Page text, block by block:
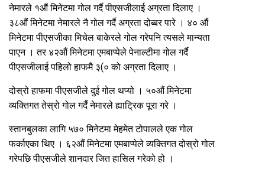
नेमारले १औं मिनेटमा गोल गर्दै पीएसजीलाई अग्रता दिलाए ।
३८औं मिनेटमा नेमारले नै गोल गर्दै अग्रता दोब्बर पारे । ४० औं
मिनेटमा पीएसजीका मिचेल बाकेरले गोल गरेपनि त्यसले मान्यता
पाएन । तर ४२औं मिनेटमा एमबाप्पेले पेनाल्टीमा गोल गर्दै
पीएसजीलाई पहिलो हाफमै ३(० को अग्रता दिलाए ।
दोस्रो हाफमा पीएसजीले दुई गोल थप्यो । ५०औं मिनेटमा
व्यक्तिगत तेस्रो गोल गर्दै नेमारले ह्याट्रिक पूरा गरे ।
स्तानबुलका लागि ५७० मिनेटमा मेहमेत टोपालले एक गोल
फर्काएका थिए । ६२औं मिनेटमा एमबाप्पेले व्यक्तिगत दोस्रो गोल
गरेपछि पीएसजीले शानदार जित हासिल गरेको हो ।